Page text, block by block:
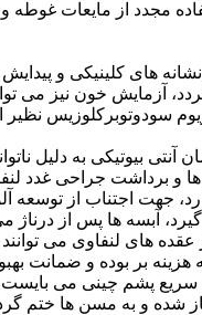
نشانه های كلینیكی و
آزمایش خون نیز می
سودوتوبركلوزیس
آنتی بیوتیكی به دلیل
و برداشت جراحی غدد
جهت اجتناب از توسعه
آبسه ها پس از
های لنفاوی می
هزینه بر بوده و
سریع پشم چینی می
شده و به مسن ها ختم